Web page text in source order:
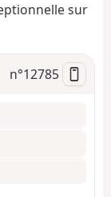
a
g
a
sur
n°12785